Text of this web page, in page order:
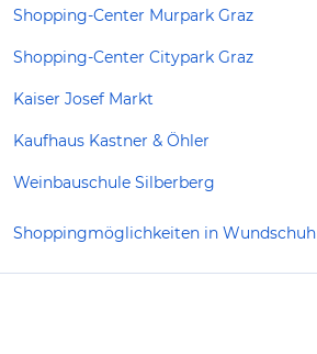
Shopping-Center Murpark Graz
Shopping-Center Citypark Graz
Kaiser Josef Markt
Kaufhaus Kastner & Öhler
Weinbauschule Silberberg
Shoppingmöglichkeiten in Wundschuh